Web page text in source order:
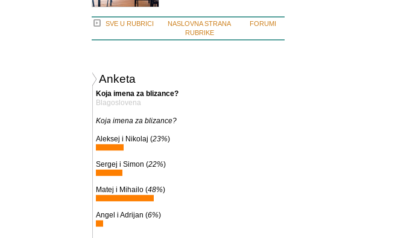
SVE U RUBRICI
NASLOVNA STRANA
RUBRIKE
FORUMI
Anketa
Koja imena za blizance?
Blagoslovena
Koja imena za blizance?
Aleksej i Nikolaj (23%)
Sergej i Simon (22%)
Matej i Mihailo (48%)
Angel i Adrijan (6%)